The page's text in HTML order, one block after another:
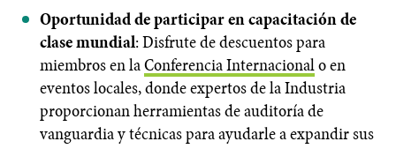
Oportunidad de participar en capacitación de
clase mundial: Disfrute de descuentos para
miembros en laConferencia Internacionalo en
eventos locales, donde expertos de la Industria
proporcionan herramientas de auditoría de
vanguardia y técnicas para ayudarle a expandir sus